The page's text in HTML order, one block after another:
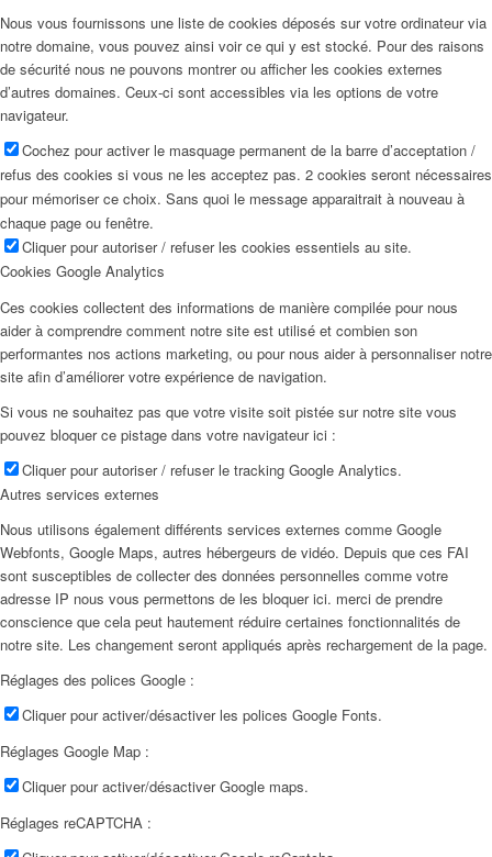
Nous vous fournissons une liste de cookies déposés sur votre ordinateur via
notre domaine, vous pouvez ainsi voir ce qui y est stocké. Pour des raisons
de sécurité nous ne pouvons montrer ou afficher les cookies externes
d’autres domaines. Ceux-ci sont accessibles via les options de votre
navigateur.
Cochez pour activer le masquage permanent de la barre d’acceptation /
refus des cookies si vous ne les acceptez pas. 2 cookies seront nécessaires
pour mémoriser ce choix. Sans quoi le message apparaitrait à nouveau à
chaque page ou fenêtre.
Cliquer pour autoriser / refuser les cookies essentiels au site.
Cookies Google Analytics
Ces cookies collectent des informations de manière compilée pour nous
aider à comprendre comment notre site est utilisé et combien son
performantes nos actions marketing, ou pour nous aider à personnaliser notre
site afin d’améliorer votre expérience de navigation.
Si vous ne souhaitez pas que votre visite soit pistée sur notre site vous
pouvez bloquer ce pistage dans votre navigateur ici :
Cliquer pour autoriser / refuser le tracking Google Analytics.
Autres services externes
Nous utilisons également différents services externes comme Google
Webfonts, Google Maps, autres hébergeurs de vidéo. Depuis que ces FAI
sont susceptibles de collecter des données personnelles comme votre
adresse IP nous vous permettons de les bloquer ici. merci de prendre
conscience que cela peut hautement réduire certaines fonctionnalités de
notre site. Les changement seront appliqués après rechargement de la page.
Réglages des polices Google :
Cliquer pour activer/désactiver les polices Google Fonts.
Réglages Google Map :
Cliquer pour activer/désactiver Google maps.
Réglages reCAPTCHA :